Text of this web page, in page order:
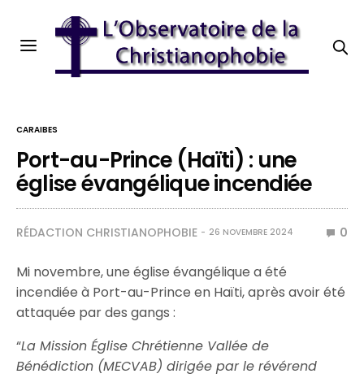
CARAIBES
Port-au-Prince (Haïti) : une
église évangélique incendiée
RÉDACTION CHRISTIANOPHOBIE 26 NOVEMBRE 2024 0
Mi novembre, une église évangélique a été
incendiée à Port-au-Prince en Haïti, après avoir été
attaquée par des gangs :
“La Mission Église Chrétienne Vallée de
Bénédiction (MECVAB) dirigée par le révérend